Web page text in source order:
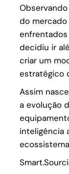
do
enfrentados
decidiu ir
criar um
estratégico
Assim
a evolução
inteligência